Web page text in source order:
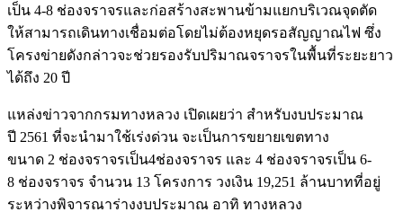
เป็น 4-8 ช่องจราจรและก่อสร้างสะพานข้ามแยกบริเวณจุดตัด
ให้สามารถเดินทางเชื่อมต่อโดยไม่ต้องหยุดรอสัญญาณไฟ ซึ่ง
โครงข่ายดังกล่าวจะช่วยรองรับปริมาณจราจรในพื้นที่ระยะยาว
ได้ถึง 20 ปี
แหล่งข่าวจากกรมทางหลวง เปิดเผยว่า สำหรับงบประมาณ
ปี 2561 ที่จะนำมาใช้เร่งด่วน จะเป็นการขยายเขตทาง
ขนาด 2 ช่องจราจรเป็น4ช่องจราจร และ 4 ช่องจราจรเป็น 6-
8 ช่องจราจร จำนวน 13 โครงการ วงเงิน 19,251 ล้านบาทที่อยู่
ระหว่างพิจารณาร่างงบประมาณ อาทิ ทางหลวง